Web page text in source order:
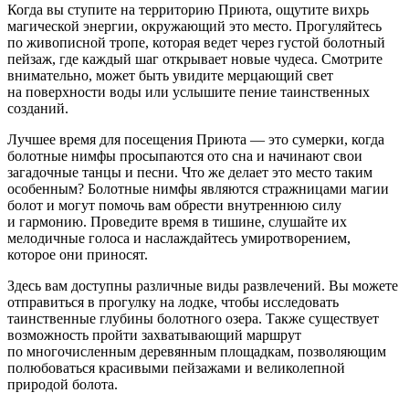
Когда вы ступите на территорию Приюта, ощутите вихрь
магической энергии, окружающий это место. Прогуляйтесь
по живописной тропе, которая ведет через густой болотный
пейзаж, где каждый шаг открывает новые чудеса. Смотрите
внимательно, может быть увидите мерцающий свет
на поверхности воды или услышите пение таинственных
созданий.
Лучшее время для посещения Приюта — это сумерки, когда
болотные нимфы просыпаются ото сна и начинают свои
загадочные танцы и песни. Что же делает это место таким
особенным? Болотные нимфы являются стражницами магии
болот и могут помочь вам обрести внутреннюю силу
и гармонию. Проведите время в тишине, слушайте их
мелодичные голоса и наслаждайтесь умиротворением,
которое они приносят.
Здесь вам доступны различные виды развлечений. Вы можете
отправиться в прогулку на лодке, чтобы исследовать
таинственные глубины болотного озера. Также существует
возможность пройти захватывающий маршрут
по многочисленным деревянным площадкам, позволяющим
полюбоваться красивыми пейзажами и великолепной
природой болота.